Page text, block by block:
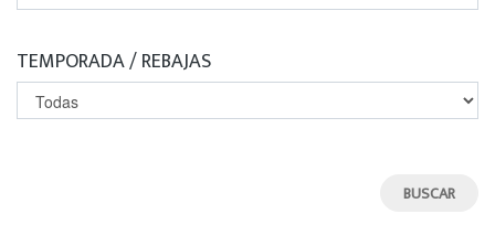
TEMPORADA / REBAJAS